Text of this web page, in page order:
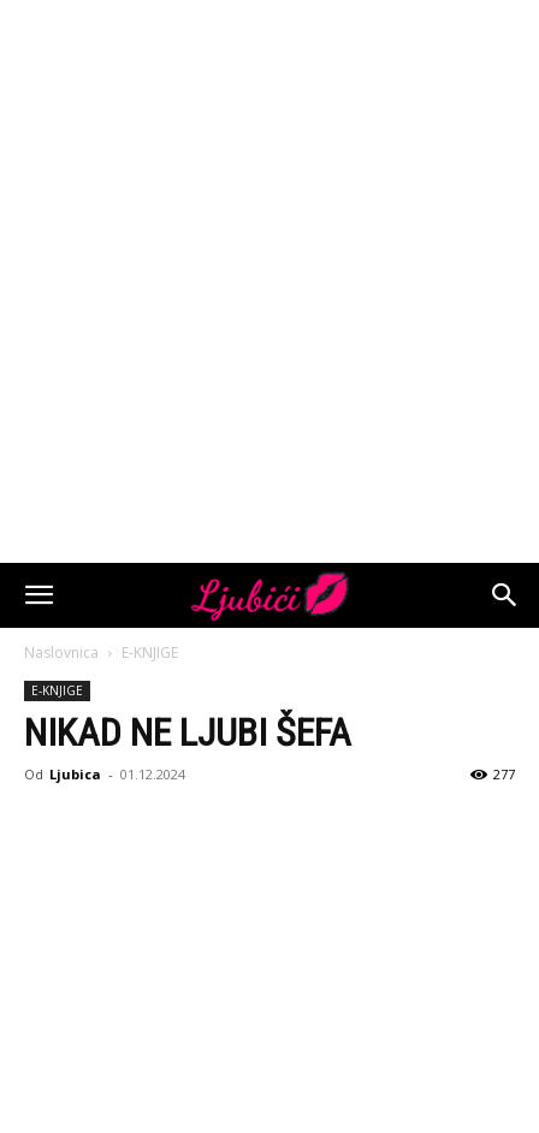
Naslovnica E-KNJIGE
E-KNJIGE
NIKAD NE LJUBI ŠEFA
Od Ljubica - 01.12.2024 277